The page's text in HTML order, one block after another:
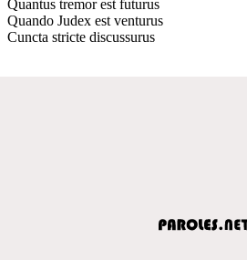
Quantus tremor est futurus
Quando Judex est venturus
Cuncta stricte discussurus